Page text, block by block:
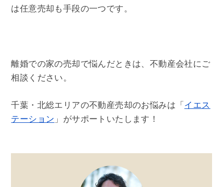
は任意売却も手段の一つです。
離婚での家の売却で悩んだときは、不動産会社にご
相談ください。
千葉・北総エリアの不動産売却のお悩みは「 イエス
テーション 」がサポートいたします！